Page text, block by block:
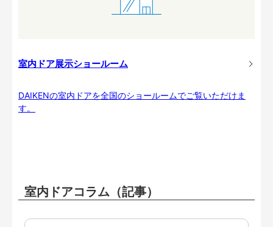
室内ドア展示ショールーム
DAIKENの室内ドアを全国のショールームでご覧いただけま
す。
室内ドアコラム（記事）